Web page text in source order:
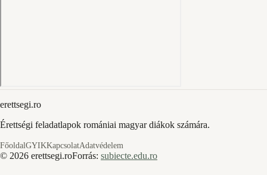
erettsegi.ro
Érettségi feladatlapok romániai magyar diákok számára.
FőoldalGYIKKapcsolatAdatvédelem
© 2026 erettsegi.roForrás: subiecte.edu.ro